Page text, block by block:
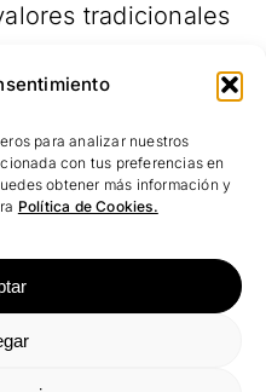
para analizar nuestros
con tus preferencias en
obtener más información y
Política de Cookies.
tradicionales
de marca versátil,
El isotipo formado
y la forma de
de cookies